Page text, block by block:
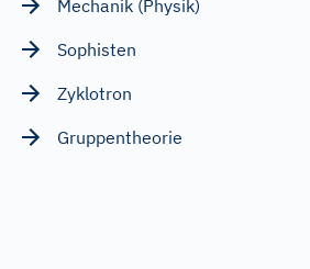
Mechanik (Physik)
Sophisten
Zyklotron
Gruppentheorie